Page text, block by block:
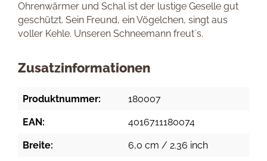
Ohrenwärmer und Schal ist der lustige Geselle gut
geschützt. Sein Freund, ein Vögelchen, singt aus
voller Kehle. Unseren Schneemann freut`s.
Zusatzinformationen
Produktnummer: 180007
EAN: 4016711180074
Breite: 6,0 cm / 2.36 inch